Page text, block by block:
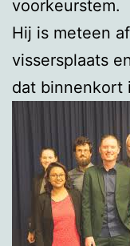
voorkeurstem.
Hij is meteen
vissersplaats
dat binnenkort